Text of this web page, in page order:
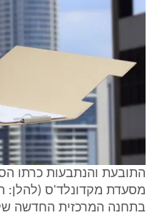
התובעת והנתבעות כרתו
מסעדת מקדונלד'ס (להלן:
בתחנה המרכזית החדשה